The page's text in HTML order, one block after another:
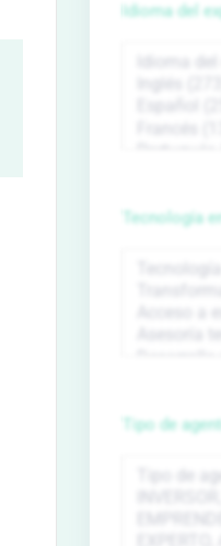
Idioma del
Tecnología
Tipo de